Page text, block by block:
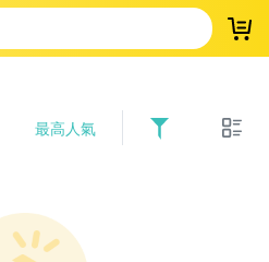
登
最高人氣